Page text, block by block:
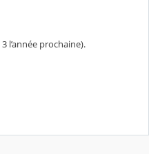
l’année prochaine).